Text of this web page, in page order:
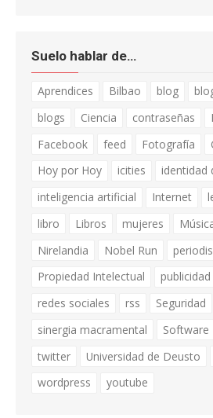
Suelo hablar de…
Aprendices Bilbao blog
blogs
Ciencia contraseñas
Facebook
feed Fotografía
Hoy por Hoy
icities
identidad
inteligencia artificial
Internet
libro
Libros mujeres
Nirelandia
Nobel Run
Propiedad Intelectual
publicidad
redes sociales
rss Seguridad
sinergia macramental
Software
twitter
Universidad de Deusto
wordpress
youtube